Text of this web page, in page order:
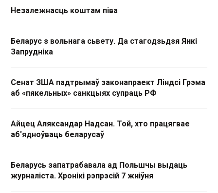
Незалежнасць коштам піва
Беларус з вольнага сьвету. Да стагодзьдзя Янкі
Запрудніка
Сенат ЗША падтрымаў законапраект Ліндсі Грэма
аб «пякельных» санкцыях супраць РФ
Айцец Аляксандар Надсан. Той, хто працягвае
аб'ядноўваць беларусаў
Беларусь запатрабавала ад Польшчы выдаць
журналіста. Хронікі рэпрэсій 7 жніўня